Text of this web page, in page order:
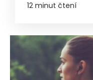
12 minut čtení